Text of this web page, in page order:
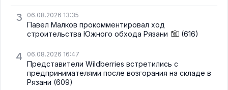
3 06.08.2026 13:35
Павел Малков прокомментировал ход
строительства Южного обхода Рязани
(616)
4 06.08.2026 16:47
Представители Wildberries встретились с
предпринимателями после возгорания на складе в
Рязани (609)